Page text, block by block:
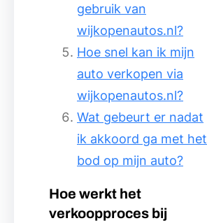
gebruik van
wijkopenautos.nl?
Hoe snel kan ik mijn
auto verkopen via
wijkopenautos.nl?
Wat gebeurt er nadat
ik akkoord ga met het
bod op mijn auto?
Hoe werkt het
verkoopproces bij